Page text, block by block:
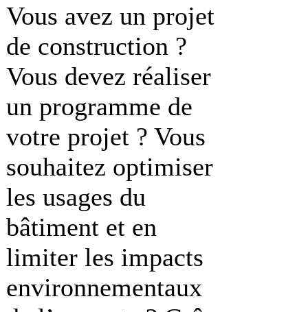
Vous avez un projet
de construction ?
Vous devez réaliser
un programme de
votre projet ? Vous
souhaitez optimiser
les usages du
bâtiment et en
limiter les impacts
environnementaux